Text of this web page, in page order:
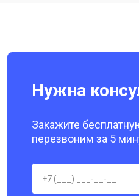
Нужна
Закажите
перезвоним за 5